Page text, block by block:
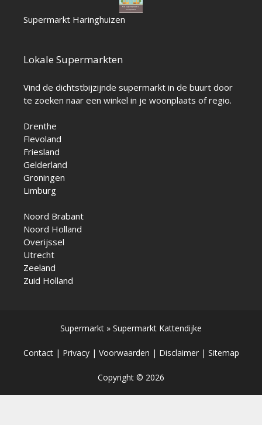
Supermarkt Haringhuizen
Lokale Supermarkten
Vind de dichtstbijzijnde supermarkt in de buurt door
te zoeken naar een winkel in je woonplaats of regio.
Drenthe
Flevoland
Friesland
Gelderland
Groningen
Limburg
Noord Brabant
Noord Holland
Overijssel
Utrecht
Zeeland
Zuid Holland
Supermarkt » Supermarkt Kattendijke
Contact| Privacy| Voorwaarden | Disclaimer| Sitemap
Copyright © 2026